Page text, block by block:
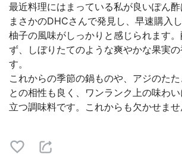
最近料理にはまっている私が良いぽん酢
まさかのDHCさんで発見し、早速購入し
柚子の風味がしっかりと感じられます
ず、しぼりたてのような爽やかな果実の
す。
これからの季節の鍋ものや、アジのた
との相性も良く、ワンランク上の味わ
立つ調味料です。これからも欠かせませ